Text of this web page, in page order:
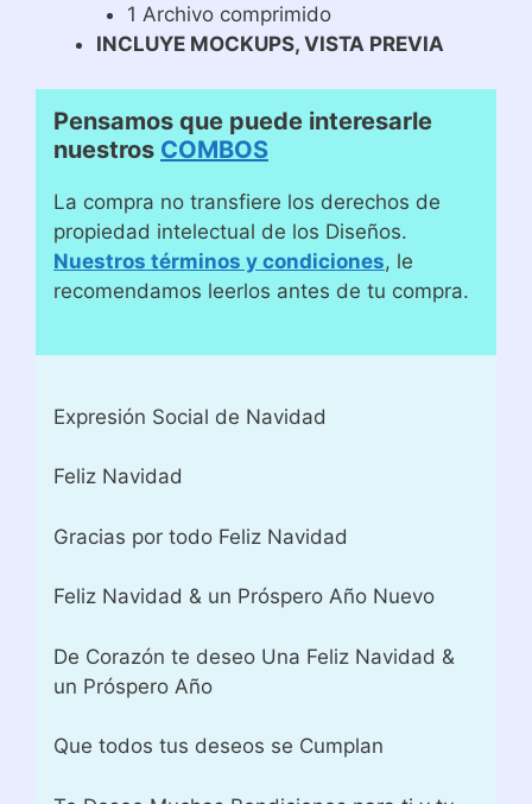
1 Archivo comprimido
INCLUYE MOCKUPS, VISTA PREVIA
Pensamos que puede interesarle
nuestros COMBOS
La compra no transfiere los derechos de
propiedad intelectual de los Diseños.
Nuestros términos y condiciones, le
recomendamos leerlos antes de tu compra.
Expresión Social de Navidad
Feliz Navidad
Gracias por todo Feliz Navidad
Feliz Navidad & un Próspero Año Nuevo
De Corazón te deseo Una Feliz Navidad &
un Próspero Año
Que todos tus deseos se Cumplan